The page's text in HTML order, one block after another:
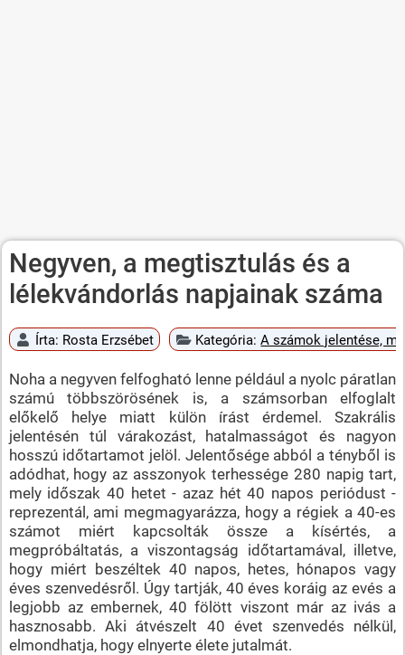
Negyven, a megtisztulás és a
lélekvándorlás napjainak száma
Írta: Rosta Erzsébet Kategória:A számok jelentése,
Noha a negyven felfogható lenne például a nyolc páratlan
számú többszörösének is, a számsorban elfoglalt
előkelő helye miatt külön írást érdemel. Szakrális
jelentésén túl várakozást, hatalmasságot és nagyon
hosszú időtartamot jelöl. Jelentősége abból a tényből is
adódhat, hogy az asszonyok terhessége 280 napig tart,
mely időszak 40 hetet - azaz hét 40 napos periódust -
reprezentál, ami megmagyarázza, hogy a régiek a 40-es
számot miért kapcsolták össze a kísértés, a
megpróbáltatás, a viszontagság időtartamával, illetve,
hogy miért beszéltek 40 napos, hetes, hónapos vagy
éves szenvedésről. Úgy tartják, 40 éves koráig az evés a
legjobb az embernek, 40 fölött viszont már az ivás a
hasznosabb. Aki átvészelt 40 évet szenvedés nélkül,
elmondhatja, hogy elnyerte élete jutalmát.